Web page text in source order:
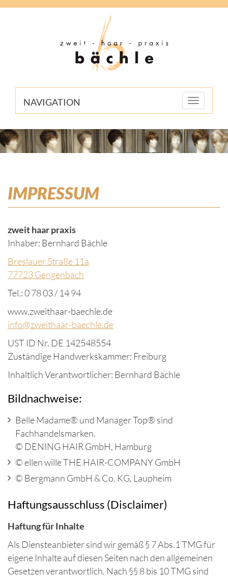
NAVIGATION
Toggle
navigation
IMPRESSUM
zweit haar praxis
Inhaber: Bernhard Bächle
Breslauer Straße 11a
77723 Gengenbach
Tel.: 0 78 03 / 14 94
www.zweithaar-baechle.de
info@zweithaar-baechle.de
UST ID Nr. DE 142548554
Zuständige Handwerkskammer: Freiburg
Inhaltlich Verantwortlicher: Bernhard Bächle
Bildnachweise:
Belle Madame® und Manager Top® sind
Fachhandelsmarken.
© DENING HAIR GmbH, Hamburg
© ellen wille THE HAIR-COMPANY GmbH
© Bergmann GmbH & Co. KG, Laupheim
Haftungsausschluss (Disclaimer)
Haftung für Inhalte
Als Diensteanbieter sind wir gemäß § 7 Abs.1 TMG für
eigene Inhalte auf diesen Seiten nach den allgemeinen
Gesetzen verantwortlich. Nach §§ 8 bis 10 TMG sind